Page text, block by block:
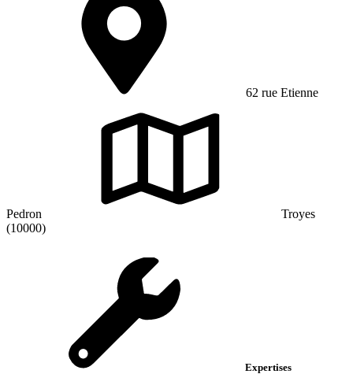
62 rue Etienne
Pedron
Troyes
(10000)
Expertises